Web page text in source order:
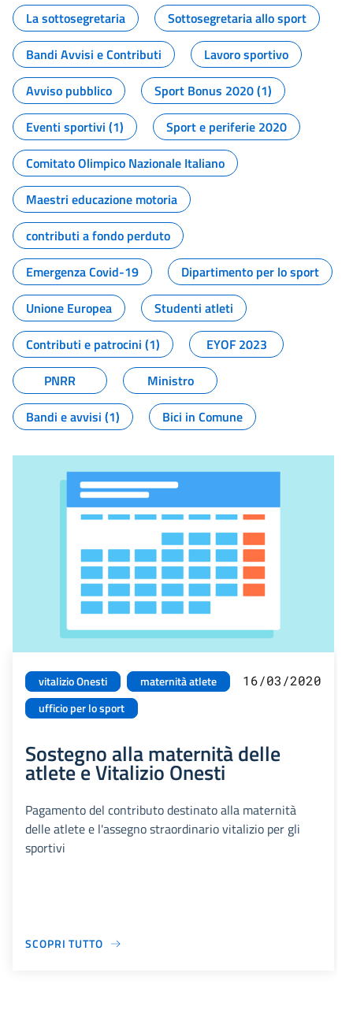
La sottosegretaria
Sottosegretaria allo sport
Bandi Avvisi e Contributi
Lavoro sportivo
Avviso pubblico
Sport Bonus 2020 (1)
Eventi sportivi (1)
Sport e periferie 2020
Comitato Olimpico Nazionale Italiano
Maestri educazione motoria
contributi a fondo perduto
Emergenza Covid-19
Dipartimento per lo sport
Unione Europea
Studenti atleti
Contributi e patrocini (1)
EYOF 2023
PNRR
Ministro
Bandi e avvisi (1)
Bici in Comune
vitalizio Onesti
maternità atlete
ufficio per lo sport
16/03/2020
Sostegno alla maternità delle
atlete e Vitalizio Onesti
Pagamento del contributo destinato alla maternità
delle atlete e l'assegno straordinario vitalizio per gli
sportivi
SCOPRI TUTTO